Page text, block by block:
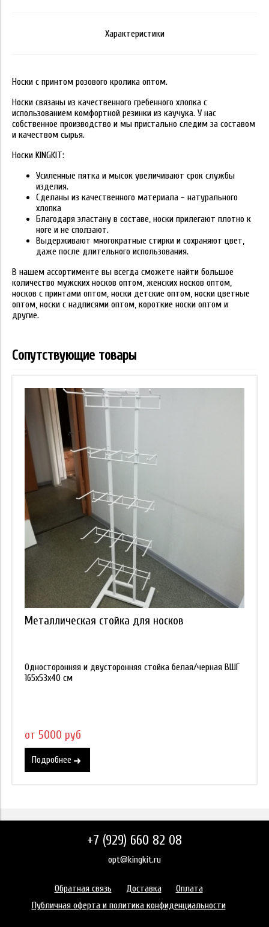
Характеристики
Носки с принтом розового кролика оптом.
Носки связаны из качественного гребенного хлопка с
использованием комфортной резинки из каучука. У нас
собственное производство и мы пристально следим за составом
и качеством сырья.
Носки KINGKIT:
Усиленные пятка и мысок увеличивают срок службы
изделия.
Сделаны из качественного материала - натурального
хлопка
Благодаря эластану в составе, носки прилегают плотно к
ноге и не сползают.
Выдерживают многократные стирки и сохраняют цвет,
даже после длительного использования.
В нашем ассортименте вы всегда сможете найти большое
количество мужских носков оптом, женских носков оптом,
носков с принтами оптом, носки детские оптом, носки цветные
оптом, носки с надписями оптом, короткие носки оптом и
другие.
Сопутствующие товары
Металлическая стойка для носков
Односторонняя и двусторонняя стойка белая/черная ВШГ
165х53х40 см
от 5000 руб
Подробнее
+7 (929) 660 82 08
opt@kingkit.ru
Обратная связь Доставка
Оплата
Публичная оферта и политика конфиденциальности